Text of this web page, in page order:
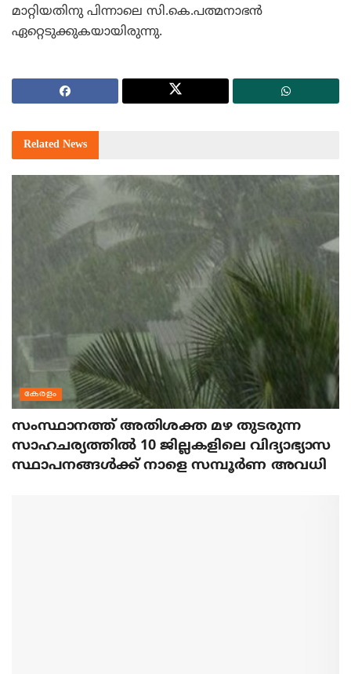
മാറ്റിയതിനു പിന്നാലെ സി.കെ.പത്മനാഭന്‍
ഏറ്റെടുക്കുകയായിരുന്നു.
Related News
കേരളം
സംസ്ഥാനത്ത് അതിശക്ത മഴ തുടരുന്ന
സാഹചര്യത്തിൽ 10 ജില്ലകളിലെ വിദ്യാഭ്യാസ
സ്ഥാപനങ്ങൾക്ക് നാളെ സമ്പൂർണ അവധി